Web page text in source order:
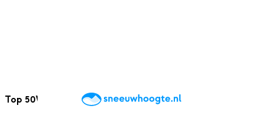
Top 50Webcams WintersportweerKaarten